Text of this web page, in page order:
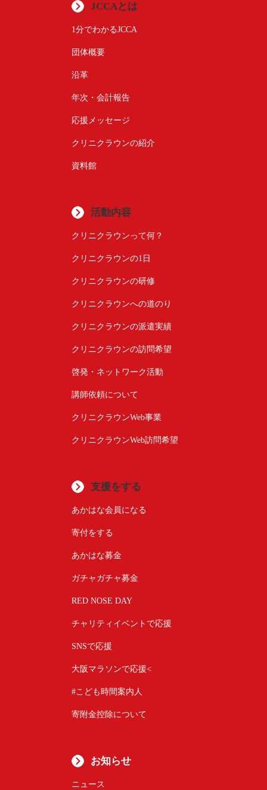
JCCAとは
1分でわかるJCCA
団体概要
沿革
年次・会計報告
応援メッセージ
クリニクラウンの紹介
資料館
活動内容
クリニクラウンって何？
クリニクラウンの1日
クリニクラウンの研修
クリニクラウンへの道のり
クリニクラウンの派遣実績
クリニクラウンの訪問希望
啓発・ネットワーク活動
講師依頼について
クリニクラウンWeb事業
クリニクラウンWeb訪問希望
支援をする
あかはな会員になる
寄付をする
あかはな募金
ガチャガチャ募金
RED NOSE DAY
チャリティイベントで応援
SNSで応援
大阪マラソンで応援<
#こども時間案内人
寄附金控除について
お知らせ
ニュース